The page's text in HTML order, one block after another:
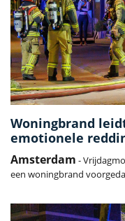
Woningbrand
emotionele
Amsterdam -
een woningbrand